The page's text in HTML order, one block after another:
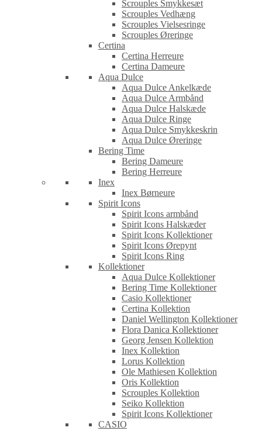
Scrouples Smykkesæt
Scrouples Vedhæng
Scrouples Vielsesringe
Scrouples Øreringe
Certina
Certina Herreure
Certina Dameure
Aqua Dulce
Aqua Dulce Ankelkæde
Aqua Dulce Armbånd
Aqua Dulce Halskæde
Aqua Dulce Ringe
Aqua Dulce Smykkeskrin
Aqua Dulce Øreringe
Bering Time
Bering Dameure
Bering Herreure
Inex
Inex Børneure
Spirit Icons
Spirit Icons armbånd
Spirit Icons Halskæder
Spirit Icons Kollektioner
Spirit Icons Ørepynt
Spirit Icons Ring
Kollektioner
Aqua Dulce Kollektioner
Bering Time Kollektioner
Casio Kollektioner
Certina Kollektion
Daniel Wellington Kollektioner
Flora Danica Kollektioner
Georg Jensen Kollektion
Inex Kollektion
Lorus Kollektion
Ole Mathiesen Kollektion
Oris Kollektion
Scrouples Kollektion
Seiko Kollektion
Spirit Icons Kollektioner
CASIO